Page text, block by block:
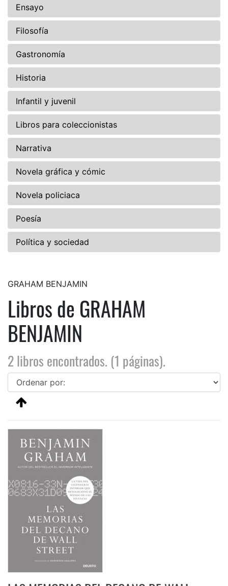
Ensayo
Filosofía
Gastronomía
Historia
Infantil y juvenil
Libros para coleccionistas
Narrativa
Novela gráfica y cómic
Novela policiaca
Poesía
Política y sociedad
GRAHAM BENJAMIN
Libros de GRAHAM
BENJAMIN
2 libros encontrados. (1 páginas).